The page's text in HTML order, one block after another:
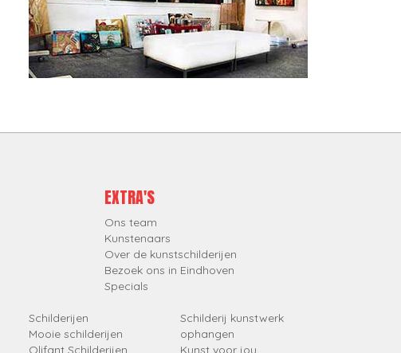
EXTRA'S
Ons team
Kunstenaars
Over de kunstschilderijen
Bezoek ons in Eindhoven
Specials
Schilderijen
Mooie schilderijen
Olifant Schilderijen
Schilderij kunstwerk
ophangen
Kunst voor jou